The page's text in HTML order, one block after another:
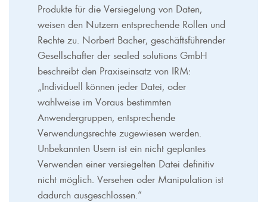
Produkte für die Versiegelung von Daten,
weisen den Nutzern entsprechende Rollen und
Rechte zu. Norbert Bacher, geschäftsführender
Gesellschafter der sealed solutions GmbH
beschreibt den Praxiseinsatz von IRM:
„Individuell können jeder Datei, oder
wahlweise im Voraus bestimmten
Anwendergruppen, entsprechende
Verwendungsrechte zugewiesen werden.
Unbekannten Usern ist ein nicht geplantes
Verwenden einer versiegelten Datei definitiv
nicht möglich. Versehen oder Manipulation ist
dadurch ausgeschlossen.“